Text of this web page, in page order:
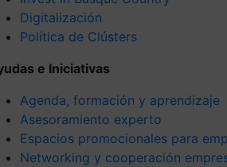
Digitalización
Política de Clústers
e Iniciativas
Agenda, formación y aprendizaje
Asesoramiento experto
Espacios promocionales para
Networking y cooperación